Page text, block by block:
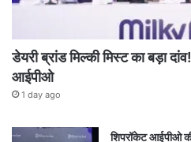
डेयरी ब्रांड मिल्की मिस्ट का बड़ा
आईपीओ
1 day ago
शिपरॉकेट आईपीओ